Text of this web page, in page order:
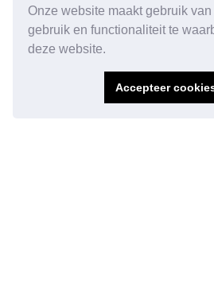
Onze website maakt gebruik
gebruik en functionaliteit te
deze website.
Accepteer